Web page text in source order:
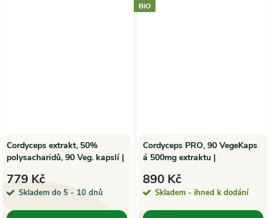
Cordyceps extrakt, 50%
polysacharidů, 90 Veg. kapslí |
779 Kč
Skladem do 5 - 10 dnů
BIO
Cordyceps PRO, 90 VegeKaps
á 500mg extraktu |
890 Kč
Skladem - ihned k dodání